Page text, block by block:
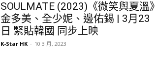
SOULMATE (2023)《微笑與夏溫》
金多美、全少妮、邊佑錫 | 3月23
日 緊貼韓國 同步上映
K-Star HK - 10 3 月, 2023